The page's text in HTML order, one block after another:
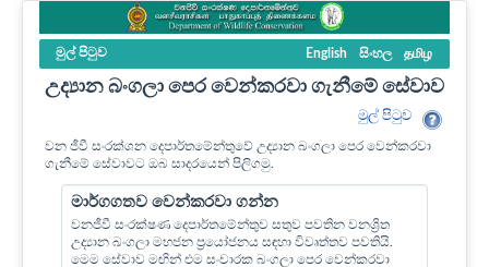
මුල් පි‍ටුව English සිංහල தமிழ
උද්‍යාන බංගලා පෙර වෙන්කරවා ගැනීමේ සේවාව
මුල් පි‍ටුව
වන ජීවී සංරක්ශන දෙපාර්තමේන්තුවේ උද්‍යාන බංගලා පෙර වෙන්කරවා
ගැනීමේ සේවාවට ඔබ සාදරයෙන් පිලිගමු.
මාර්ගගතව වෙන්කරවා ගන්න
වනජීවී සංරක්ෂණ දෙපාර්තමේන්තුව සතුව පවතින වනශ්‍රිත
උද්‍යාන බංගලා මහජන ප්‍රයෝජනය සඳහා විවෘත්තව පවතියි.
මෙම සේවාව මඟින් එම සංචාරක බංගලා පෙර වෙන්කරවා